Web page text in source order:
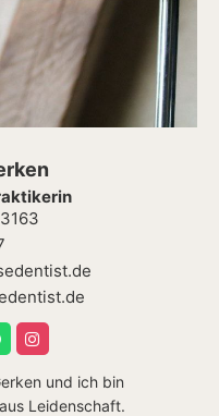
und ich bin
Leidenschaft.